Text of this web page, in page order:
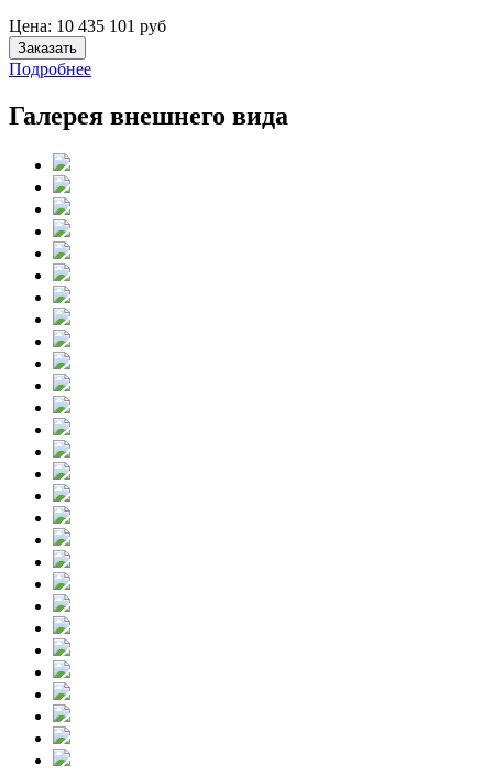
Цена: 10 435 101 руб
Заказать
Подробнее
Галерея внешнего вида